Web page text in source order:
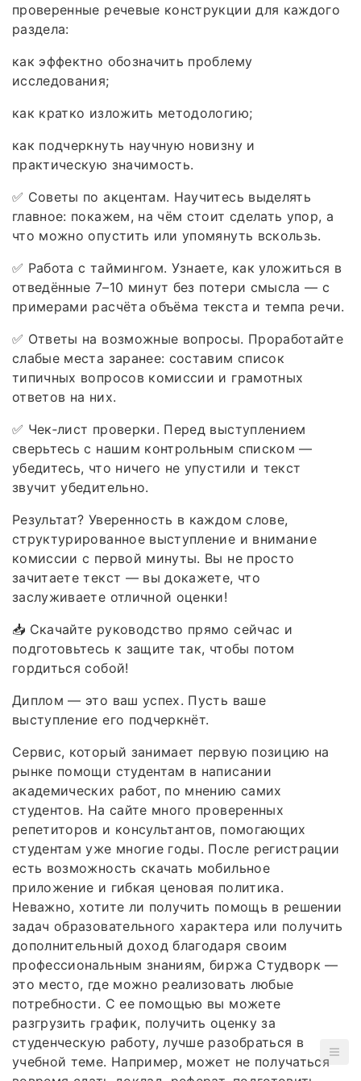
проверенные речевые конструкции для каждого
раздела:
как эффектно обозначить проблему
исследования;
как кратко изложить методологию;
как подчеркнуть научную новизну и
практическую значимость.
✅ Советы по акцентам. Научитесь выделять
главное: покажем, на чём стоит сделать упор, а
что можно опустить или упомянуть вскользь.
✅ Работа с таймингом. Узнаете, как уложиться в
отведённые 7–10 минут без потери смысла — с
примерами расчёта объёма текста и темпа речи.
✅ Ответы на возможные вопросы. Проработайте
слабые места заранее: составим список
типичных вопросов комиссии и грамотных
ответов на них.
✅ Чек‑лист проверки. Перед выступлением
сверьтесь с нашим контрольным списком —
убедитесь, что ничего не упустили и текст
звучит убедительно.
Результат? Уверенность в каждом слове,
структурированное выступление и внимание
комиссии с первой минуты. Вы не просто
зачитаете текст — вы докажете, что
заслуживаете отличной оценки!
📥 Скачайте руководство прямо сейчас и
подготовьтесь к защите так, чтобы потом
гордиться собой!
Диплом — это ваш успех. Пусть ваше
выступление его подчеркнёт.
Сервис, который занимает первую позицию на
рынке помощи студентам в написании
академических работ, по мнению самих
студентов. На сайте много проверенных
репетиторов и консультантов, помогающих
студентам уже многие годы. После регистрации
есть возможность скачать мобильное
приложение и гибкая ценовая политика.
Неважно, хотите ли получить помощь в решении
задач образовательного характера или получить
дополнительный доход благодаря своим
профессиональным знаниям, биржа Студворк —
это место, где можно реализовать любые
потребности. С ее помощью вы можете
разгрузить график, получить оценку за
студенческую работу, лучше разобраться в
учебной теме. Например, может не получаться